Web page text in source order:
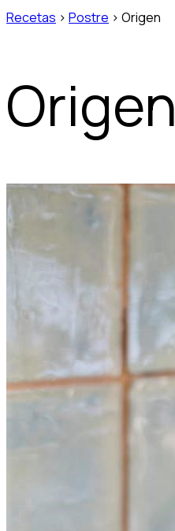
Recetas > Postre > Origen
Origen